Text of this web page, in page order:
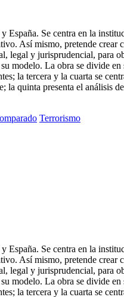
España. Se centra en la
Así mismo, pretende
y jurisprudencial, para
modelo. La obra se divide
la tercera y la cuarta se
la quinta presenta el
Terrorismo
España. Se centra en la
Así mismo, pretende
y jurisprudencial, para
modelo. La obra se divide
la tercera y la cuarta se